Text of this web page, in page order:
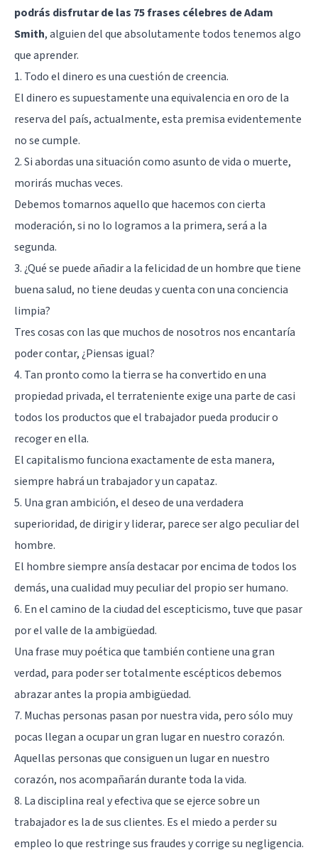
podrás disfrutar de las 75 frases célebres de Adam
Smith, alguien del que absolutamente todos tenemos algo
que aprender.
1. Todo el dinero es una cuestión de creencia.
El dinero es supuestamente una equivalencia en oro de la
reserva del país, actualmente, esta premisa evidentemente
no se cumple.
2. Si abordas una situación como asunto de vida o muerte,
morirás muchas veces.
Debemos tomarnos aquello que hacemos con cierta
moderación, si no lo logramos a la primera, será a la
segunda.
3. ¿Qué se puede añadir a la felicidad de un hombre que tiene
buena salud, no tiene deudas y cuenta con una conciencia
limpia?
Tres cosas con las que muchos de nosotros nos encantaría
poder contar, ¿Piensas igual?
4. Tan pronto como la tierra se ha convertido en una
propiedad privada, el terrateniente exige una parte de casi
todos los productos que el trabajador pueda producir o
recoger en ella.
El capitalismo funciona exactamente de esta manera,
siempre habrá un trabajador y un capataz.
5. Una gran ambición, el deseo de una verdadera
superioridad, de dirigir y liderar, parece ser algo peculiar del
hombre.
El hombre siempre ansía destacar por encima de todos los
demás, una cualidad muy peculiar del propio ser humano.
6. En el camino de la ciudad del escepticismo, tuve que pasar
por el valle de la ambigüedad.
Una frase muy poética que también contiene una gran
verdad, para poder ser totalmente escépticos debemos
abrazar antes la propia ambigüedad.
7. Muchas personas pasan por nuestra vida, pero sólo muy
pocas llegan a ocupar un gran lugar en nuestro corazón.
Aquellas personas que consiguen un lugar en nuestro
corazón, nos acompañarán durante toda la vida.
8. La disciplina real y efectiva que se ejerce sobre un
trabajador es la de sus clientes. Es el miedo a perder su
empleo lo que restringe sus fraudes y corrige su negligencia.